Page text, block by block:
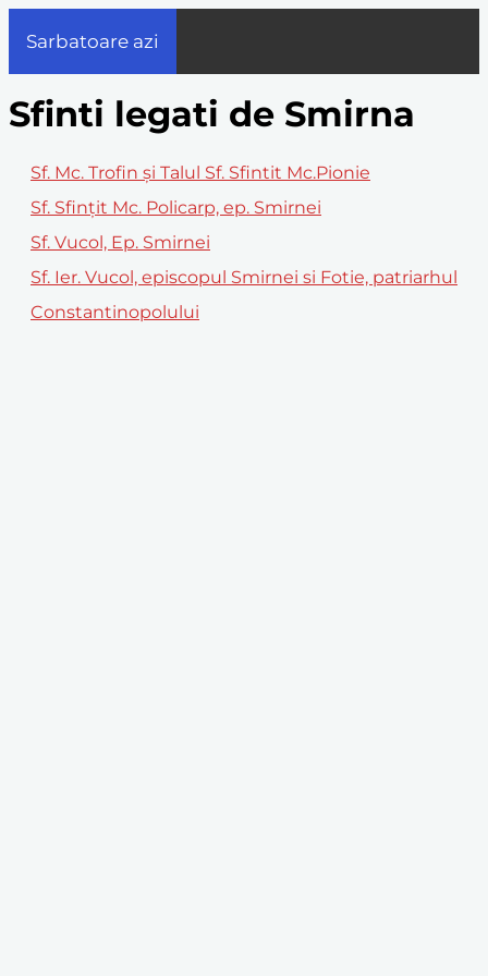
Sarbatoare azi
Sfinti legati de Smirna
Sf. Mc. Trofin şi Talul Sf. Sfintit Mc.Pionie
Sf. Sfințit Mc. Policarp, ep. Smirnei
Sf. Vucol, Ep. Smirnei
Sf. Ier. Vucol, episcopul Smirnei si Fotie, patriarhul
Constantinopolului